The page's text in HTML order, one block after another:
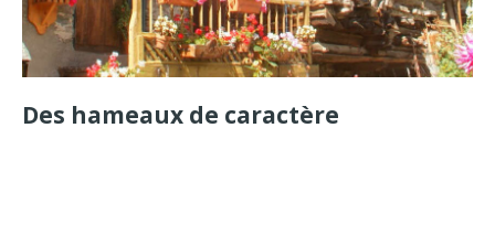
Des hameaux de caractère